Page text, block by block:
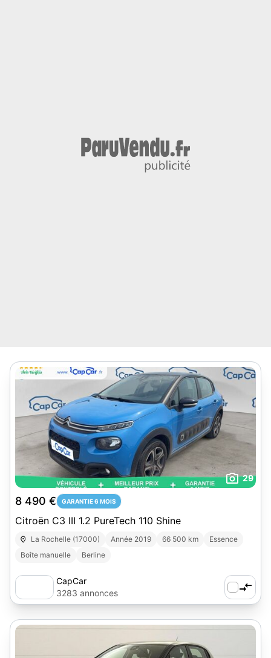
29
8 490 € GARANTIE 6 MOIS
Citroën C3 III 1.2 PureTech 110 Shine
La Rochelle (17000) Année 2019 66 500 km
Essence
Boîte manuelle
Berline
CapCar
3283 annonces